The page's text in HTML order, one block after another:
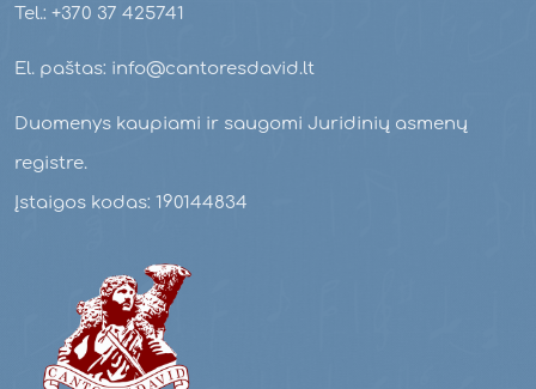
Tel.: +370 37 425741
El. paštas: info@cantoresdavid.lt
Duomenys kaupiami ir saugomi Juridinių asmenų
registre.
Įstaigos kodas: 190144834